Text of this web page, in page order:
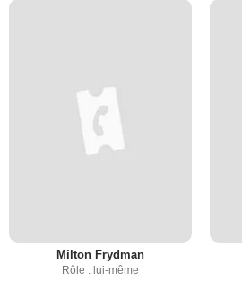
Milton Frydman
Rôle : lui-même